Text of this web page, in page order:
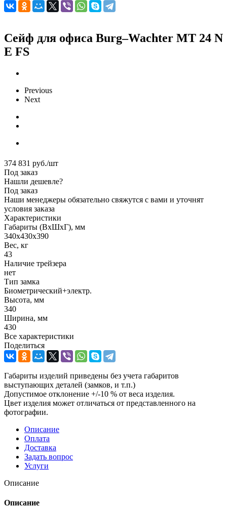
Сейф для офиса Burg–Wachter MT 24 N
E FS
Previous
Next
374 831 руб./шт
Под заказ
Нашли дешевле?
Под заказ
Наши менеджеры обязательно свяжутся с вами и уточнят
условия заказа
Характеристики
Габариты (ВxШxГ), мм
340x430x390
Вес, кг
43
Наличие трейзера
нет
Тип замка
Биометрический+электр.
Высота, мм
340
Ширина, мм
430
Все характеристики
Поделиться
Габариты изделий приведены без учета габаритов
выступающих деталей (замков, и т.п.)
Допустимое отклонение +/-10 % от веса изделия.
Цвет изделия может отличаться от представленного на
фотографии.
Описание
Оплата
Доставка
Задать вопрос
Услуги
Описание
Описание